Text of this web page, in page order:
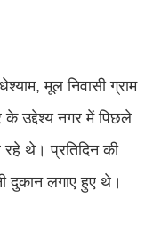
मूल निवासी ग्राम
के उद्देश्य नगर में पिछले
थे। प्रतिदिन की
दुकान लगाए हुए थे।